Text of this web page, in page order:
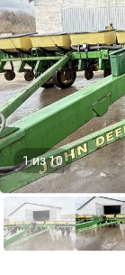
1из10